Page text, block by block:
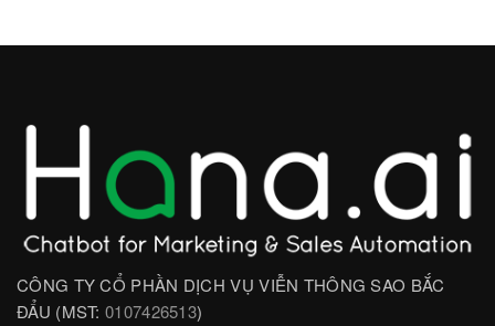
CÔNG TY CỔ PHẦN DỊCH VỤ VIỄN THÔNG SAO BẮC
ĐẨU (MST:0107426513)